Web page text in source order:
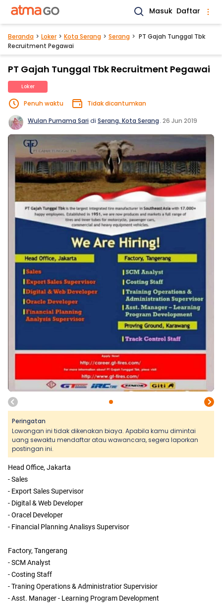
Masuk Daftar
Beranda Loker Kota Serang Serang
PT Gajah Tunggal Tbk
Recruitment Pegawai
PT Gajah Tunggal Tbk Recruitment Pegawai
Loker
Penuh waktu Tidak dicantumkan
Wulan Purnama Saridi Serang, Kota Serang. 26 Jun 2019
Peringatan
Lowongan ini tidak dikenakan biaya. Apabila kamu dimintai
uang sewaktu mendaftar atau wawancara, segera laporkan
postingan ini.
Head Office, Jakarta
- Sales
- Export Sales Supervisor
- Digital & Web Developer
- Oracel Developer
- Financial Planning Analisys Supervisor
Factory, Tangerang
- SCM Analyst
- Costing Staff
- Traning Operations & Administratior Supervisior
- Asst. Manager - Learning Program Development